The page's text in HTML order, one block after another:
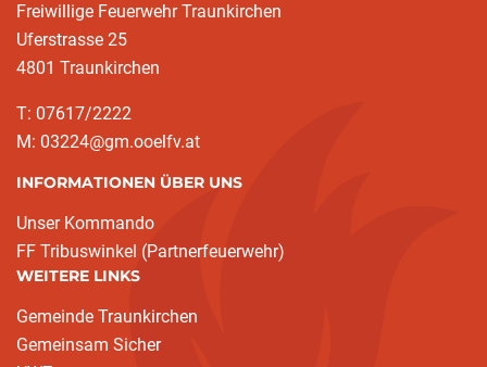
Freiwillige Feuerwehr Traunkirchen
Uferstrasse 25
4801 Traunkirchen
T: 07617/2222
M: 03224@gm.ooelfv.at
INFORMATIONEN ÜBER UNS
Unser Kommando
FF Tribuswinkel (Partnerfeuerwehr)
WEITERE LINKS
Gemeinde Traunkirchen
Gemeinsam Sicher